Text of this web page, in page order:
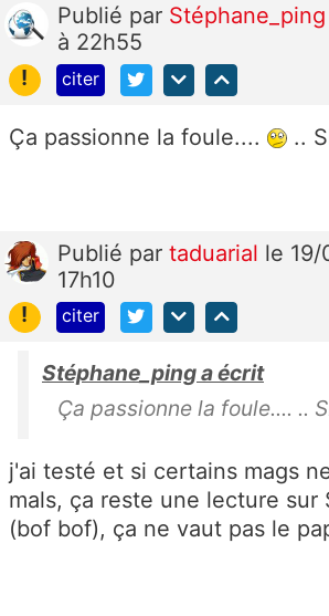
Publié par Stéphane_ping
à 22h55
!
citer
Ça passionne la foule.... ..
Publié par taduarial le 19/
17h10
!
citer
Stéphane_ping a écrit
Ça passionne la foule.... ..
j'ai testé et si certains mags
mals, ça reste une lecture sur
(bof bof), ça ne vaut pas le